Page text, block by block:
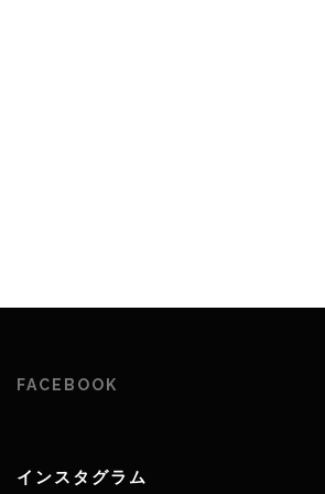
FACEBOOK
インスタグラム